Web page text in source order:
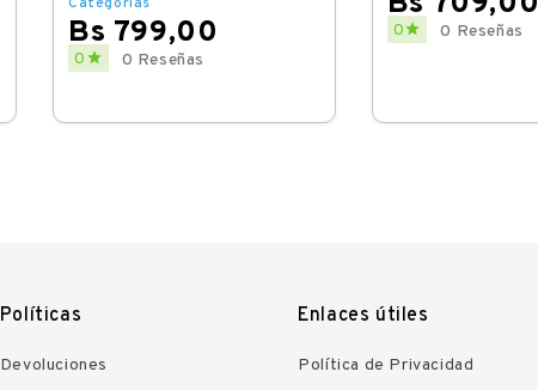
Bs 799,00
Price
0  0 Reseñas
Price
0 0 Reseñas
Políticas
Devoluciones
Enlaces útiles
Política de Privacidad